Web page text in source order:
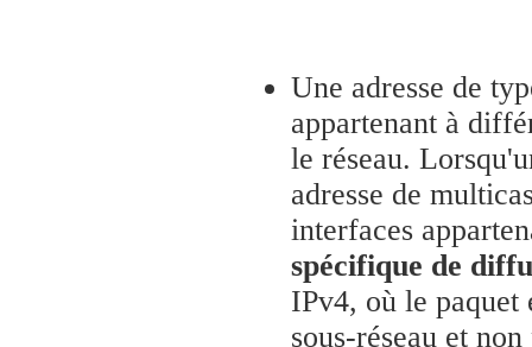
Une adresse de
appartenant à
le réseau.
adresse de
interfaces
spécifique de
IPv4, où le paquet
sous-réseau et